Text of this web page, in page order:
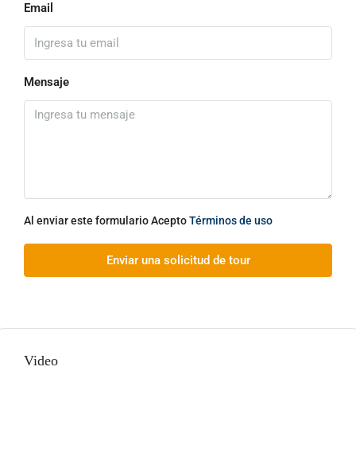
Email
Mensaje
Al enviar este formulario AceptoTérminos de uso
Enviar una solicitud de tour
Video